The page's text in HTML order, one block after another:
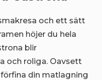
och ett sätt
höjer du hela
blir
och roliga. Oavsett
din matlagning